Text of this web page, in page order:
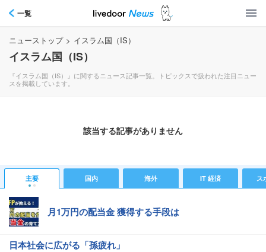
一覧
ニューストップ > イスラム国（IS）
イスラム国（IS）
『イスラム国（IS）』に関するニュース記事一覧。トピックスで扱われた注目ニュー
スを掲載しています。
該当する記事がありません
主要 国内 海外 IT 経済 ス
月1万円の配当金 獲得する手段は
日本社会に広がる「孫疲れ」